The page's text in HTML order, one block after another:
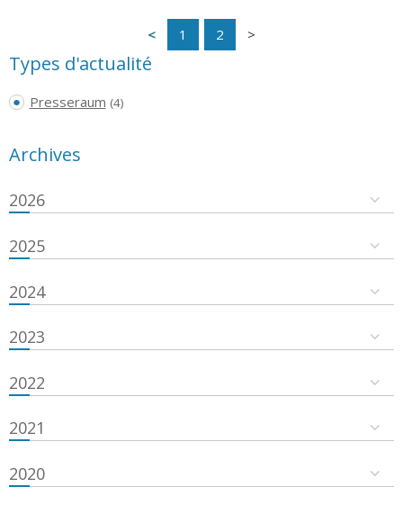
1 2
Types d'actualité
Presseraum (4)
Archives
2026
2025
2024
2023
2022
2021
2020